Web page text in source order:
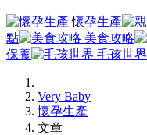
懷孕生產
點
美食攻略
保養
毛孩世界
Very Baby
懷孕生產
文章